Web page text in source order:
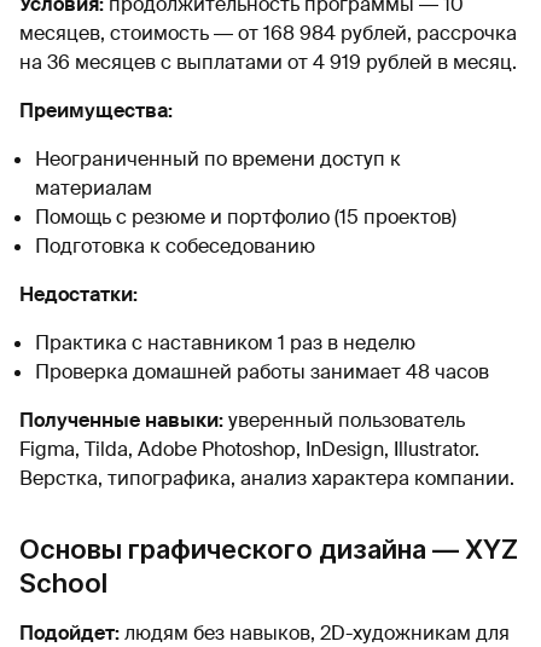
месяцев, стоимость ― от 168 984 рублей, рассрочка
на 36 месяцев с выплатами от 4 919 рублей в месяц.
Преимущества:
Неограниченный по времени доступ к
материалам
Помощь с резюме и портфолио (15 проектов)
Подготовка к собеседованию
Недостатки:
Практика с наставником 1 раз в неделю
Проверка домашней работы занимает 48 часов
Полученные навыки:уверенный пользователь
Figma, Tilda, Adobe Photoshop, InDesign, Illustrator.
Верстка, типографика, анализ характера компании.
Основы графического дизайна — XYZ
School
Подойдет:людям без навыков, 2D-художникам для